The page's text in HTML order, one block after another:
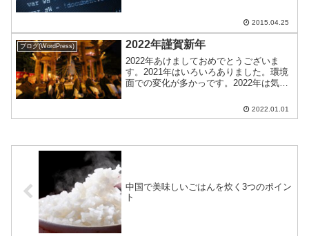
2015.04.25
ブログ(WordPress) 2022年謹賀新年
2022年あけましておめでとうございま
す。2021年はいろいろありました。環境
面での変化が多かっです。2022年は気持
す。コロナの関係で一時帰国できない方
多いかと思います。知恩院公式サイトで
2022.01.01
中国で美味しいごはんを炊く3つのポイン
ト